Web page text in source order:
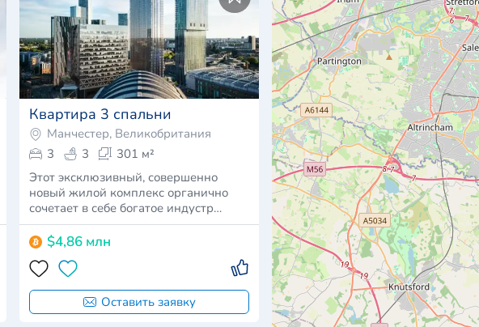
Квартира 3 спальни
Манчестер, Великобритания
3
3
301 м²
Этот эксклюзивный, совершенно
новый жилой комплекс органично
сочетает в себе богатое индустр…
$4,86 млн
Оставить заявку